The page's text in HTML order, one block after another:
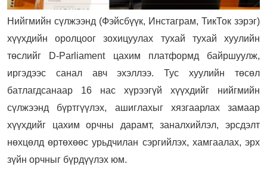
Нийгмийн сүлжээнд (Фэйсбүүк, Инстаграм, ТикТок зэрэг)
хүүхдийн оролцоог зохицуулах тухай тухай хуулийн
төслийг D-Parliament цахим платформд байршуулж,
иргэдээс санал авч эхэллээ. Тус хуулийн төсөл
батлагдсанаар 16 нас хүрээгүй хүүхдийг нийгмийн
сүлжээнд бүртгүүлэх, ашиглахыг хязгаарлах замаар
хүүхдийг цахим орчны дарамт, заналхийлэл, эрсдэлт
нөхцөлд өртөхөөс урьдчилан сэргийлэх, хамгаалах, эрх
зүйн орчныг бүрдүүлэх юм.